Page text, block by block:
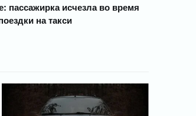
пассажирка исчезла во время
на такси